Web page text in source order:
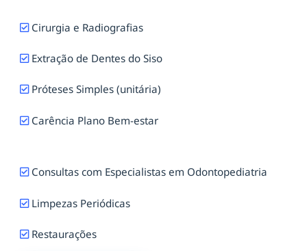
Cirurgia e Radiografias
Extração de Dentes do Siso
Próteses Simples (unitária)
Carência Plano Bem-estar
Consultas com Especialistas em Odontopediatria
Limpezas Periódicas
Restaurações